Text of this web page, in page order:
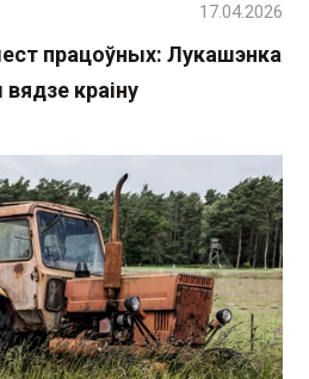
працоўных: Лукашэнка
краіну
17.04.2026